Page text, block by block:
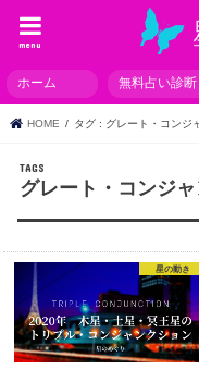
menu
ホーム 無料占い診断
HOME タグ : グレート・コンジ
グレート・コンジ
星の動き